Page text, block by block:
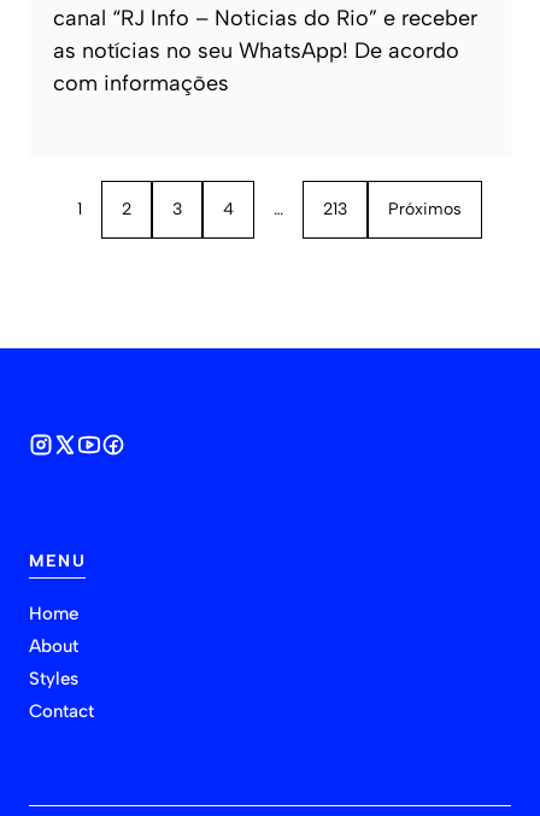
canal “RJ Info – Noticias do Rio” e receber
as notícias no seu WhatsApp! De acordo
com informações
1 2 3 4 … 213 Próximos
MENU
Home
About
Styles
Contact